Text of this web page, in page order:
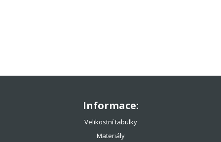
Informace:
Velikostní tabulky
Materiály